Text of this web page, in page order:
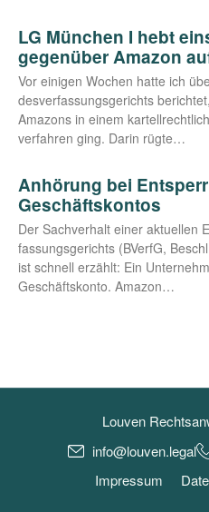
LG München I hebt
gegenüber Amazon
Vor eini­gen Wochen hat­te ich
des­ver­fas­sungs­ge­richts
Ama­zons in einem
ver­fah­ren ging. Dar­in rügte…
Anhörung bei
Geschäftskontos
Der Sach­ver­halt einer aktu­el­len
fas­sungs­ge­richts (BVerfG,
ist schnell erzählt: Ein
Geschäfts­kon­to. Amazon…
Louven
info@louven.legal
Impressum